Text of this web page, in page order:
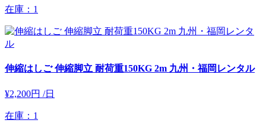
在庫：1
伸縮はしご 伸縮脚立 耐荷重150KG 2m 九州・福岡レンタル
¥2,200円 /日
在庫：1